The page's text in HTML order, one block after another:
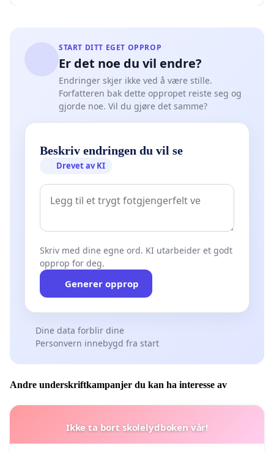
START DITT EGET OPPROP
Er det noe du vil endre?
Endringer skjer ikke ved å være stille.
Forfatteren bak dette oppropet reiste seg og
gjorde noe. Vil du gjøre det samme?
Beskriv endringen du vil se
Drevet av KI
Skriv med dine egne ord. KI utarbeider et godt
opprop for deg.
Generer opprop
Dine data forblir dine
Personvern innebygd fra start
Andre underskriftkampanjer du kan ha interesse av
Ikke ta bort skolelydboken vår!